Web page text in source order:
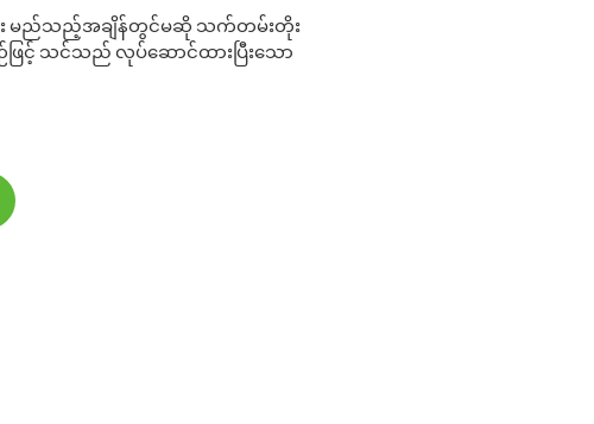
င်ပြီး မည်သည့်အချိန်တွင်မဆို သက်တမ်းတိုး
ြင့် သင်သည် လုပ်ဆောင်ထားပြီးသော